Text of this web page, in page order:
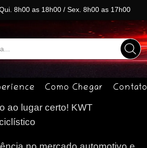
8h00 as 18h00 / Sex. 8h00 as 17h00
Search
input
Como Chegar Contato
ao lugar certo! KWT